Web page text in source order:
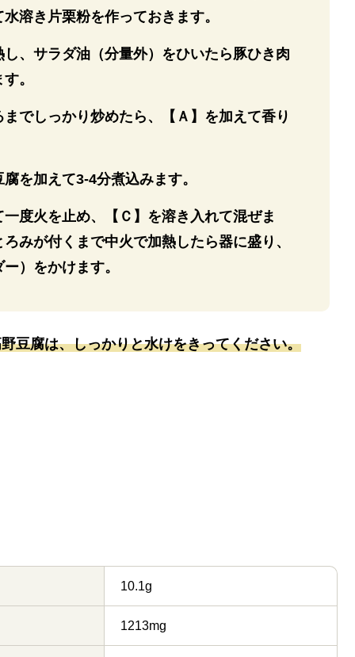
溶き片栗粉を作っておきます。
し、サラダ油（分量外）をひいたら豚ひき肉
。
までしっかり炒めたら、【Ａ】を加えて香り
腐を加えて3-4分煮込みます。
一度火を止め、【Ｃ】を溶き入れて混ぜま
みが付くまで中火で加熱したら器に盛り、
）をかけます。
豆腐は、しっかりと水けをきってください。
10.1g
1213mg